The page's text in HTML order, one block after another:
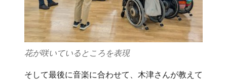
花が咲いているところを表現
そして最後に音楽に合わせて、木津さんが教えて